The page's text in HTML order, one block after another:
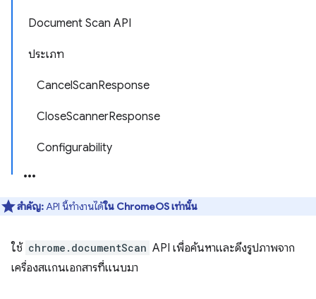
Document Scan API
ประเภท
CancelScanResponse
CloseScannerResponse
Configurability
สำคัญ:API นี้ทำงานได้ใน ChromeOS เท่านั้น
ใช้ chrome.documentScan API เพื่อค้นหาและดึงรูปภาพจาก
เครื่องสแกนเอกสารที่แนบมา